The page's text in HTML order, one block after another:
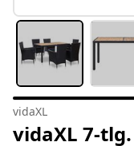
vidaXL
vidaXL 7-